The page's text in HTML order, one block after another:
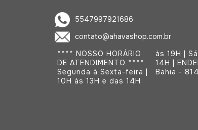
5547997921686
contato@ahavashop.com.br
**** NOSSO HORÁRIO
DE ATENDIMENTO ****
Segunda à Sexta-feira |
10H às 13H e das 14H
às 19H | Sábado 10H às
14H | ENDEREÇO: Rua